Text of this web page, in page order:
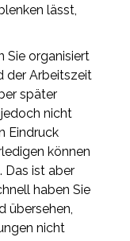
lässt,
Sie organisiert
der Arbeitszeit
später
nicht
Eindruck
können
Das ist aber
haben Sie
übersehen,
nicht